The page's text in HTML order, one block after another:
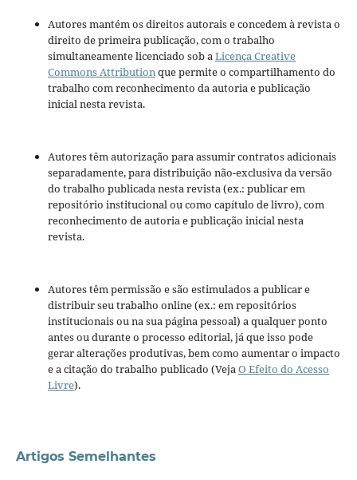
Autores mantém os direitos autorais e concedem à revista o
direito de primeira publicação, com o trabalho
simultaneamente licenciado sob aLicença Creative
Commons Attributionque permite o compartilhamento do
trabalho com reconhecimento da autoria e publicação
inicial nesta revista.
Autores têm autorização para assumir contratos adicionais
separadamente, para distribuição não-exclusiva da versão
do trabalho publicada nesta revista (ex.: publicar em
repositório institucional ou como capítulo de livro), com
reconhecimento de autoria e publicação inicial nesta
revista.
Autores têm permissão e são estimulados a publicar e
distribuir seu trabalho online (ex.: em repositórios
institucionais ou na sua página pessoal) a qualquer ponto
antes ou durante o processo editorial, já que isso pode
gerar alterações produtivas, bem como aumentar o impacto
e a citação do trabalho publicado (VejaO Efeito do Acesso
Livre).
Artigos Semelhantes